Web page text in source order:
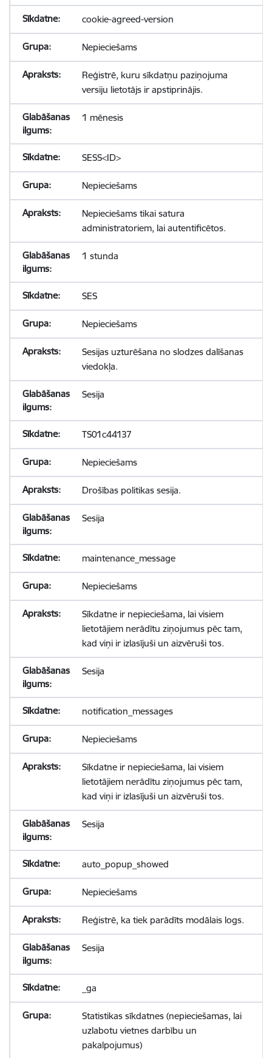
cookie-agreed-version
Nepieciešams
Reģistrē, kuru sīkdatņu paziņojuma
versiju lietotājs ir apstiprinājis.
1 mēnesis
SESS<ID>
Nepieciešams
Nepieciešams tikai satura
administratoriem, lai autentificētos.
1 stunda
SES
Nepieciešams
Sesijas uzturēšana no slodzes dalīšanas
viedokļa.
Sesija
TS01c44137
Nepieciešams
Drošības politikas sesija.
Sesija
maintenance_message
Nepieciešams
Sīkdatne ir nepieciešama, lai visiem
lietotājiem nerādītu ziņojumus pēc tam,
kad viņi ir izlasījuši un aizvēruši tos.
Sesija
notification_messages
Nepieciešams
Sīkdatne ir nepieciešama, lai visiem
lietotājiem nerādītu ziņojumus pēc tam,
kad viņi ir izlasījuši un aizvēruši tos.
Sesija
auto_popup_showed
Nepieciešams
Reģistrē, ka tiek parādīts modālais logs.
Sesija
_ga
Statistikas sīkdatnes (nepieciešamas, lai
uzlabotu vietnes darbību un
pakalpojumus)